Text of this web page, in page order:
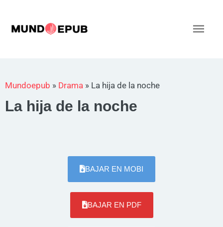
contenido
Mundoepub » Drama » La hija de la noche
La hija de la noche
BAJAR EN MOBI
BAJAR EN PDF